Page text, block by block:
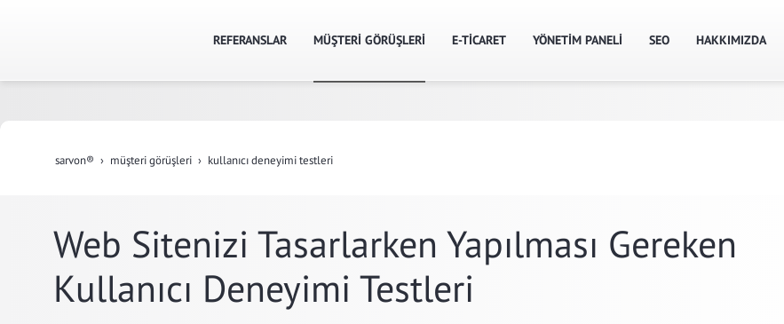
REFERANSLAR MÜŞTERİ GÖRÜŞLERİ E-TİCARET YÖNETİM PANELİ SEO HAKKIMIZDA
sarvon® müşteri̇ görüşleri̇ kullanıcı deneyimi testleri
Web Sitenizi Tasarlarken Yapılması Gereken
Kullanıcı Deneyimi Testleri